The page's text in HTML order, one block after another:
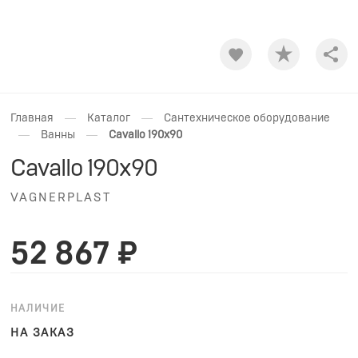
Главная — Каталог — Сантехническое оборудование
— Ванны — Cavallo 190x90
Cavallo 190x90
VAGNERPLAST
52 867 ₽
НАЛИЧИЕ
НА ЗАКАЗ